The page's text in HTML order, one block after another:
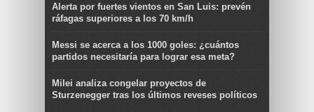
Alerta por fuertes vientos en San Luis: prevén
ráfagas superiores a los 70 km/h
Messi se acerca a los 1000 goles: ¿cuántos
partidos necesitaría para lograr esa meta?
Milei analiza congelar proyectos de
Sturzenegger tras los últimos reveses políticos